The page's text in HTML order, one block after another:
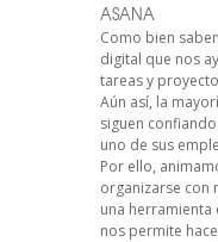
ASANA
Como bien
digital que nos
tareas y
Aún así, la
siguen
uno de sus
Por ello,
organizarse con
una herramienta
nos permite